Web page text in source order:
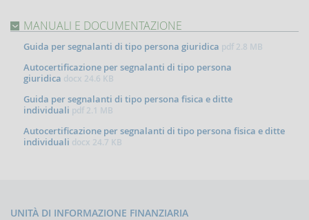
MANUALI E DOCUMENTAZIONE
Guida per segnalanti di tipo persona giuridica pdf 2.8 MB
Autocertificazione per segnalanti di tipo persona
giuridica docx 24.6 KB
Guida per segnalanti di tipo persona fisica e ditte
individuali pdf 2.1 MB
Autocertificazione per segnalanti di tipo persona fisica e ditte
individuali docx 24.7 KB
UNITÀ DI INFORMAZIONE FINANZIARIA